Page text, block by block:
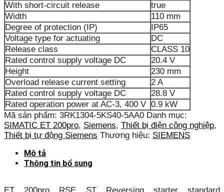
With short-circuit release
true
Width
110 mm
Degree of protection (IP)
IP65
Voltage type for actuating
DC
Release class
CLASS 10
Rated control supply voltage DC
20.4 V
Height
230 mm
Overload release current setting
2 A
Rated control supply voltage DC
28.8 V
Rated operation power at AC-3, 400 V 0.9 kW
Mã sản phẩm: 3RK1304-5KS40-5AA0 Danh mục:
SIMATIC ET 200pro, Siemens, Thiết bị điện công nghiệp,
Thiết bị tự động Siemens Thương hiệu: SIEMENS
Mô tả
Thông tin bổ sung
ET 200pro RSE ST Reversing starter standard